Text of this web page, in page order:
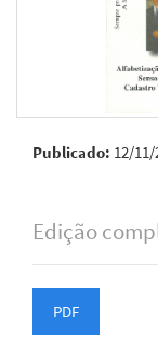
Publicado: 12/11/
Edição
PDF